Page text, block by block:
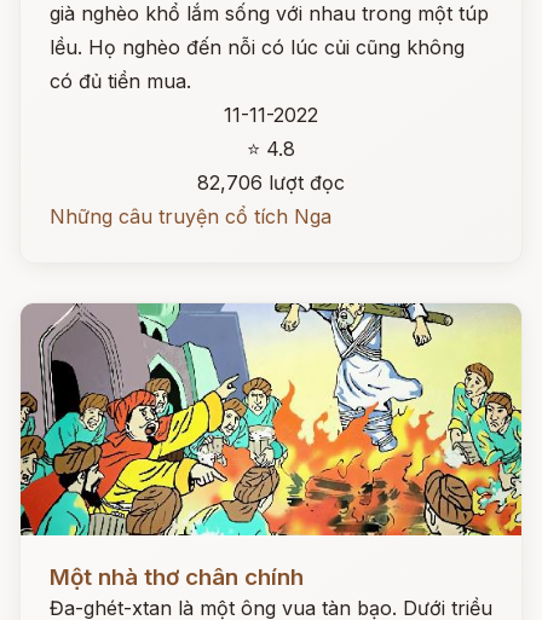
già nghèo khổ lắm sống với nhau trong một túp
lều. Họ nghèo đến nỗi có lúc củi cũng không
có đủ tiền mua.
11-11-2022
⭐ 4.8
82,706 lượt đọc
Những câu truyện cổ tích Nga
Một nhà thơ chân chính
Đa-ghét-xtan là một ông vua tàn bạo. Dưới triều